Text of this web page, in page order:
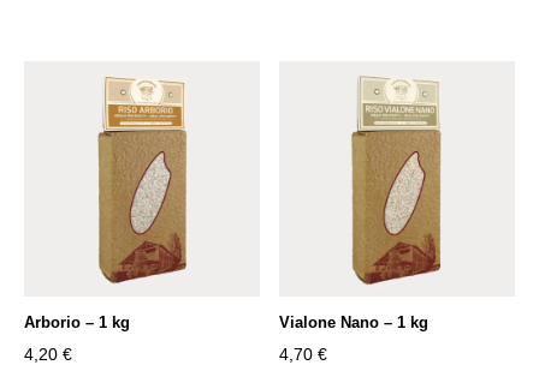
Arborio – 1 kg
4,20 €
Vialone Nano – 1 kg
4,70€